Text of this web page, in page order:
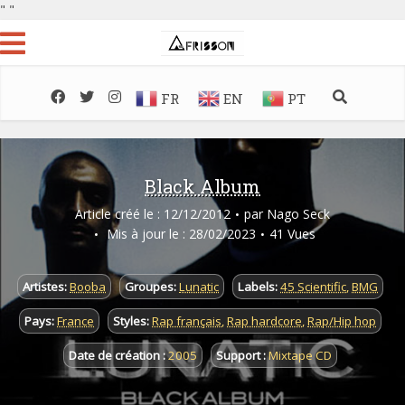
" "
FR EN PT
Black Album
Article créé le : 12/12/2012 par Nago Seck
Mis à jour le : 28/02/2023
41 Vues
Artistes:Booba Groupes:Lunatic Labels:45 Scientific,BMG
Pays:France Styles:Rap français,Rap hardcore,Rap/Hip hop
Date de création :2005 Support :Mixtape CD